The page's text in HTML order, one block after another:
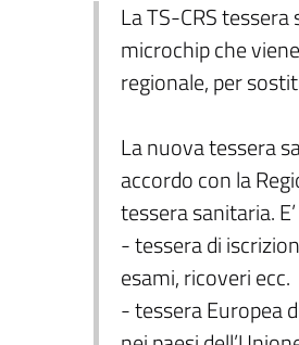
La TS-CRS
microchip che
regionale, per
La nuova tessera
accordo con la
tessera sanitaria.
- tessera di
esami, ricoveri ecc.
- tessera Europea